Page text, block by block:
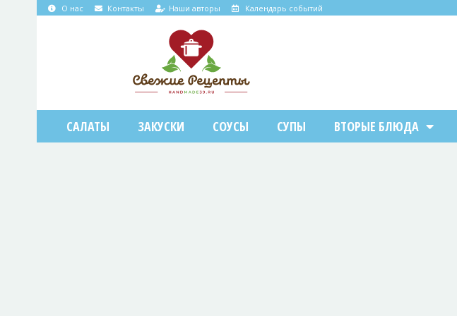
О нас Контакты Наши авторы Календарь событий
САЛАТЫ ЗАКУСКИ СОУСЫ СУПЫ ВТОРЫЕ БЛЮДА